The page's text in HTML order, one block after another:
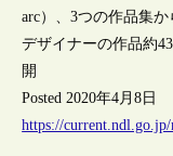
arc）、3つの作品集
デザイナーの作品約
開
Posted 2020年4月8日
https://current.ndl.go.jp/